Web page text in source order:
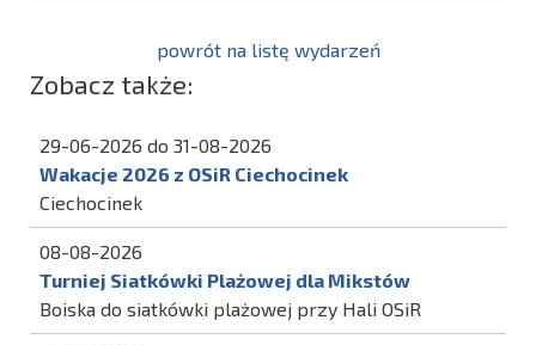
powrót na listę wydarzeń
Zobacz także:
29-06-2026 do 31-08-2026
Wakacje 2026 z OSiR Ciechocinek
Ciechocinek
08-08-2026
Turniej Siatkówki Plażowej dla Mikstów
Boiska do siatkówki plażowej przy Hali OSiR